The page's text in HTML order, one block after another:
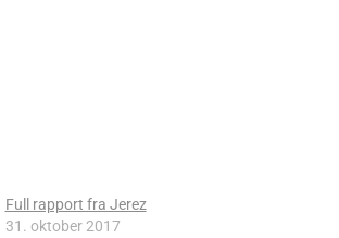
Full rapport fra Jerez
31. oktober 2017